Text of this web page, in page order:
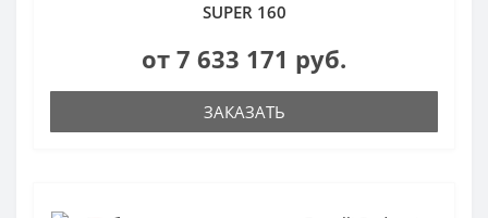
SUPER 160
от 7 633 171 руб.
ЗАКАЗАТЬ